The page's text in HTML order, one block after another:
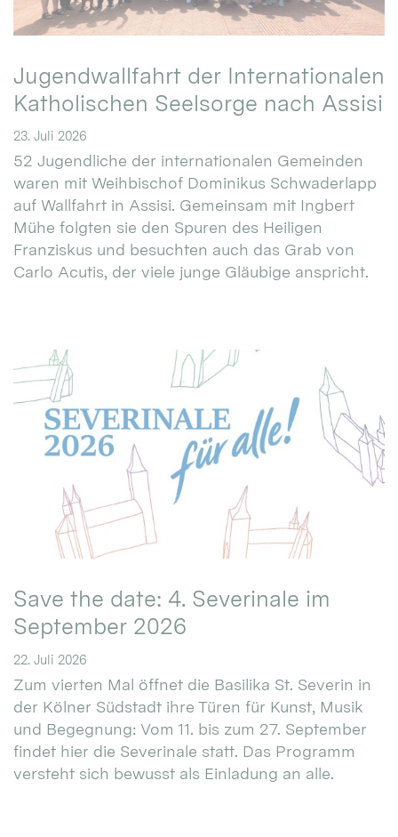
Jugendwallfahrt der Internationalen
Katholischen Seelsorge nach Assisi
23. Juli 2026
52 Jugendliche der internationalen Gemeinden
waren mit Weihbischof Dominikus Schwaderlapp
auf Wallfahrt in Assisi. Gemeinsam mit Ingbert
Mühe folgten sie den Spuren des Heiligen
Franziskus und besuchten auch das Grab von
Carlo Acutis, der viele junge Gläubige anspricht.
Save the date: 4. Severinale im
September 2026
22. Juli 2026
Zum vierten Mal öffnet die Basilika St. Severin in
der Kölner Südstadt ihre Türen für Kunst, Musik
und Begegnung: Vom 11. bis zum 27. September
findet hier die Severinale statt. Das Programm
versteht sich bewusst als Einladung an alle.